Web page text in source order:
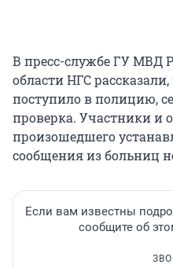
В пресс-службе ГУ МВД
области НГС
поступило в полицию,
проверка. Участники и
произошедшего
сообщения из больниц
Если вам известны
сообщите об